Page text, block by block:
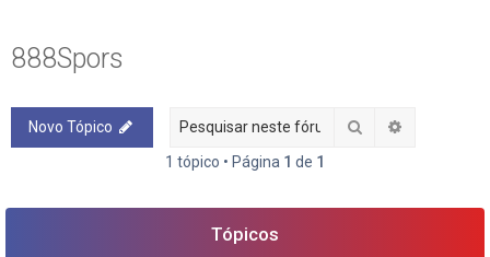
888Spors
Novo Tópico Pesquisar
1 tópico • Página 1 de 1
Tópicos